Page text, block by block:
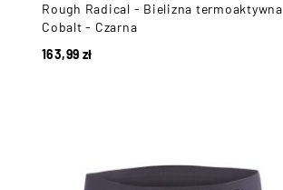
Rough Radical - Bielizna termoaktywna
Cobalt - Czarna
163,99 zł